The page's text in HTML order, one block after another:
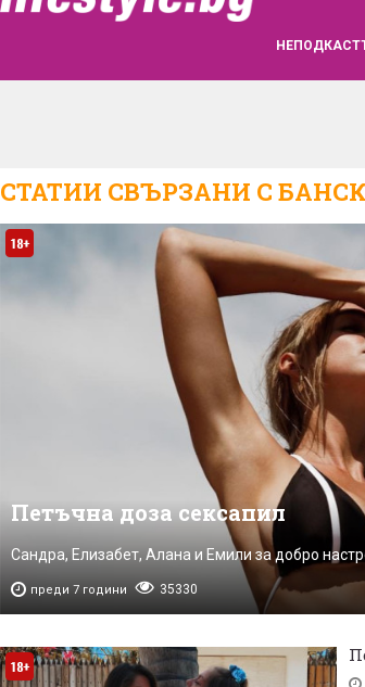
СТАТИИ СВЪРЗАНИ С
Петъчна доза сексапил
Сандра, Елизабет, Алана и Емили за добро
преди 7 години 35330